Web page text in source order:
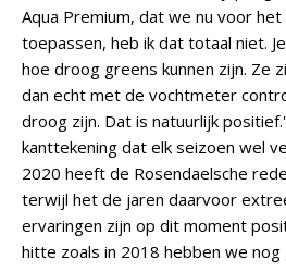
Aqua Premium, dat we nu voor
toepassen, heb ik dat totaal niet.
hoe droog greens kunnen zijn. Ze
dan echt met de vochtmeter
droog zijn. Dat is natuurlijk
kanttekening dat elk seizoen wel
2020 heeft de Rosendaelsche
terwijl het de jaren daarvoor
ervaringen zijn op dit moment
hitte zoals in 2018 hebben we nog